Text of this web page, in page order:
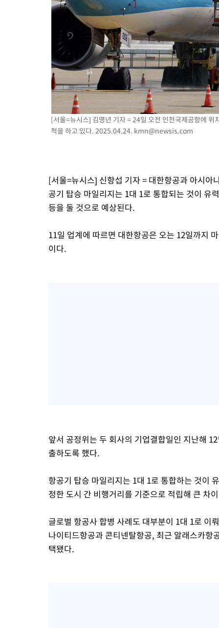
제주 골프장서 멧돼지 출현 결국 사살…'이용객 대피'
[속보]원·달러 환율, 2.3원 오른 1418.4원 마감
[속보]코스피, 40.89포인트(0.65%) 오른 6299.66 마감
[속보]코스닥, 55.66포인트(6.97%) 오른 854.47 마감
대포통장 107개로 불법도박 수익 5062억 세탁…19명 검거
[속보]이 대통령 "2028년 중순까지 광주 군공항 기능 다른 군공
로 임시 배치해 산단 조기 착공"
포항스틸야드 관중석 천장 석재 낙하…K리그 전구장 긴급 점검
[속보]'전장연 시위' 1호선 용산역 상행선 무정차 통과 종료
[속보]코스닥 지수 5%대 급등에 '매수 사이드카' 발동
[속보]원·달러 환율, 오전 9시 1410.3원
[서울=뉴시스] 김명년 기자 = 24일 오전 인천국제공항에
척을 하고 있다. 2025.04.24. kmn@newsis.com
[서울=뉴시스] 신항섭 기자 = 대한항공과 아시
공기 탑승 마일리지는 1대 1로 통합되는 것이
등을 둘 것으로 예상된다.
11일 업계에 따르면 대한항공은 오는 12일까지
이다.
앞서 공정위는 두 회사의 기업결합일인 지난해
출하도록 했다.
항공기 탑승 마일리지는 1대 1로 통합하는 것이
정한 도시 간 비행거리를 기준으로 적립해 큰 차
글로벌 항공사 합병 사례도 대부분이 1대 1로 이
나이티드항공과 콘티넨탈항공, 최근 알래스카
택됐다.